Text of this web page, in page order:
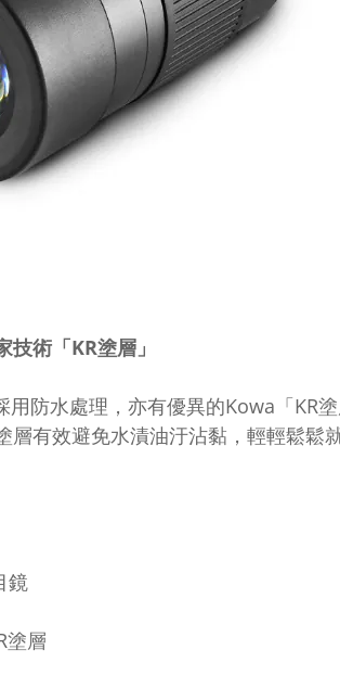
術「KR塗層」
用防水處理，亦有優異的Kowa「KR
層有效避免水漬油汙沾黏，輕輕鬆鬆
鏡
塗層